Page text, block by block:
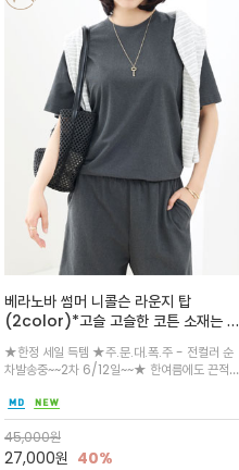
베라노바 썸머 니콜슨 라운지 탑
(2color)*고슬 고슬한 코튼 소재는 특
한듯 시크하게
★한정 세일 득템 ★주.문.대.폭.주 - 전컬러 순
차발송중~~2차 6/12일~~★ 한여름에도 끈적임
츠와 셋업으로 입으면 감도 있는 데일리 라운지
룩이 완성/ 일상 / 여행/원마일웨어
45,000원
27,000원 40%